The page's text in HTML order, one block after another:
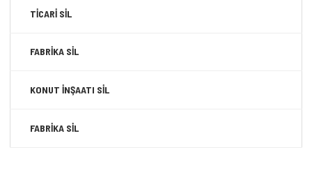
TİCARİ SİL
FABRİKA SİL
KONUT İNŞAATI SİL
FABRİKA SİL